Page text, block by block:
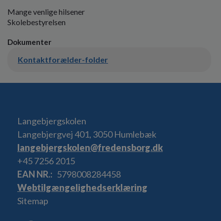
Mange venlige hilsener
Skolebestyrelsen
Dokumenter
Kontaktforælder-folder
Langebjergskolen
Langebjergvej 401, 3050 Humlebæk
langebjergskolen@fredensborg.dk
+45 7256 2015
EAN NR.
5798008284458
Webtilgængelighedserklæring
Sitemap